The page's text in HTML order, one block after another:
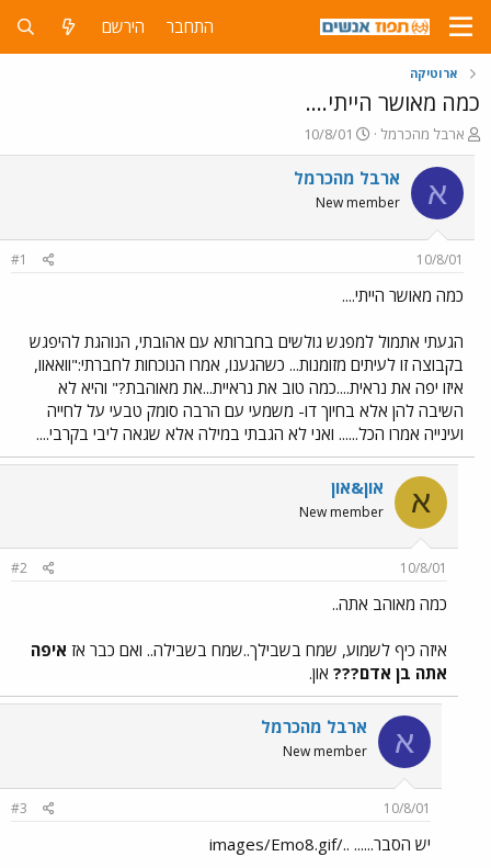
התחבר הירשם
ארוטיקה
כמה מאושר הייתי....
פ
ו
ת
ח
ה
ש
א
ארבל מהכרמל
פ
ו
ר
ם
10/8/01
א ארבל מהכרמל
New member
10/8/01
#1
כמה מאושר הייתי....
הגעתי אתמול למפגש גולשים בחברותא עם אהובתי, הנוהגת להיפגש
בקבוצה זו לעיתים מזומנות... כשהגענו, אמרו הנוכחות לחברתי:"וואאוו,
איזו יפה את נראית....כמה טוב את נראיית...את מאוהבת?" והיא לא
השיבה להן אלא בחיוך דו- משמעי עם הרבה סומק טבעי על לחייה
ועינייה אמרו הכל...... ואני לא הגבתי במילה אלא שגאה ליבי בקרבי....
א און&און
New member
10/8/01
#2
כמה מאוהב אתה..
איזה כיף לשמוע, שמח בשבילך..שמח בשבילה.. ואם כבר אז איפה
אתה בן אדם??? און.
א ארבל מהכרמל
New member
10/8/01
#3
יש הסבר...... ../images/Emo8.gif